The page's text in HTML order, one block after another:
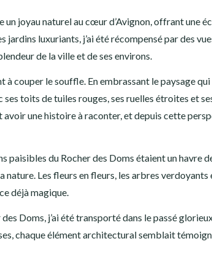
un joyau naturel au cœur d’Avignon, offrant une
luxuriants, j’ai été récompensé par des
de la ville et de ses environs.
couper le souffle. En embrassant le paysage qui
ses toits de tuiles rouges, ses ruelles étroites et
une histoire à raconter, et depuis cette
paisibles du Rocher des Doms étaient un havre
Les fleurs en fleurs, les arbres verdoyants
déjà magique.
Doms, j’ai été transporté dans le passé
chaque élément architectural semblait